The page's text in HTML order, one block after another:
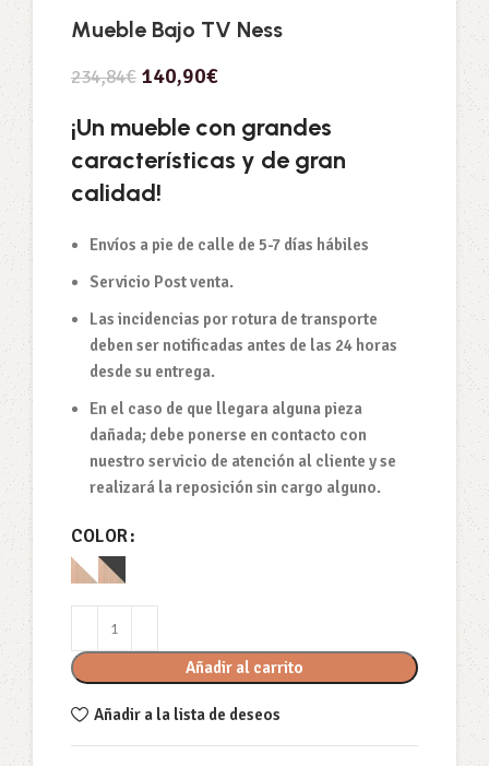
Mueble Bajo TV Ness
234,84€ 140,90€
¡Un mueble con grandes
características y de gran
calidad!
Envíos a pie de calle de 5-7 días hábiles
Servicio Post venta.
Las incidencias por rotura de transporte
deben ser notificadas antes de las 24 horas
desde su entrega.
En el caso de que llegara alguna pieza
dañada; debe ponerse en contacto con
nuestro servicio de atención al cliente y se
realizará la reposición sin cargo alguno.
COLOR
Añadir al carrito
Añadir a la lista de deseos